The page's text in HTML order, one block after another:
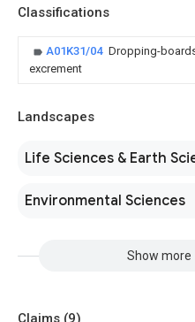
Classifications
A01K31/04 Dropping-
excrement
Landscapes
Life Sciences & Earth
Environmental Sciences
Show more
Claims (9)